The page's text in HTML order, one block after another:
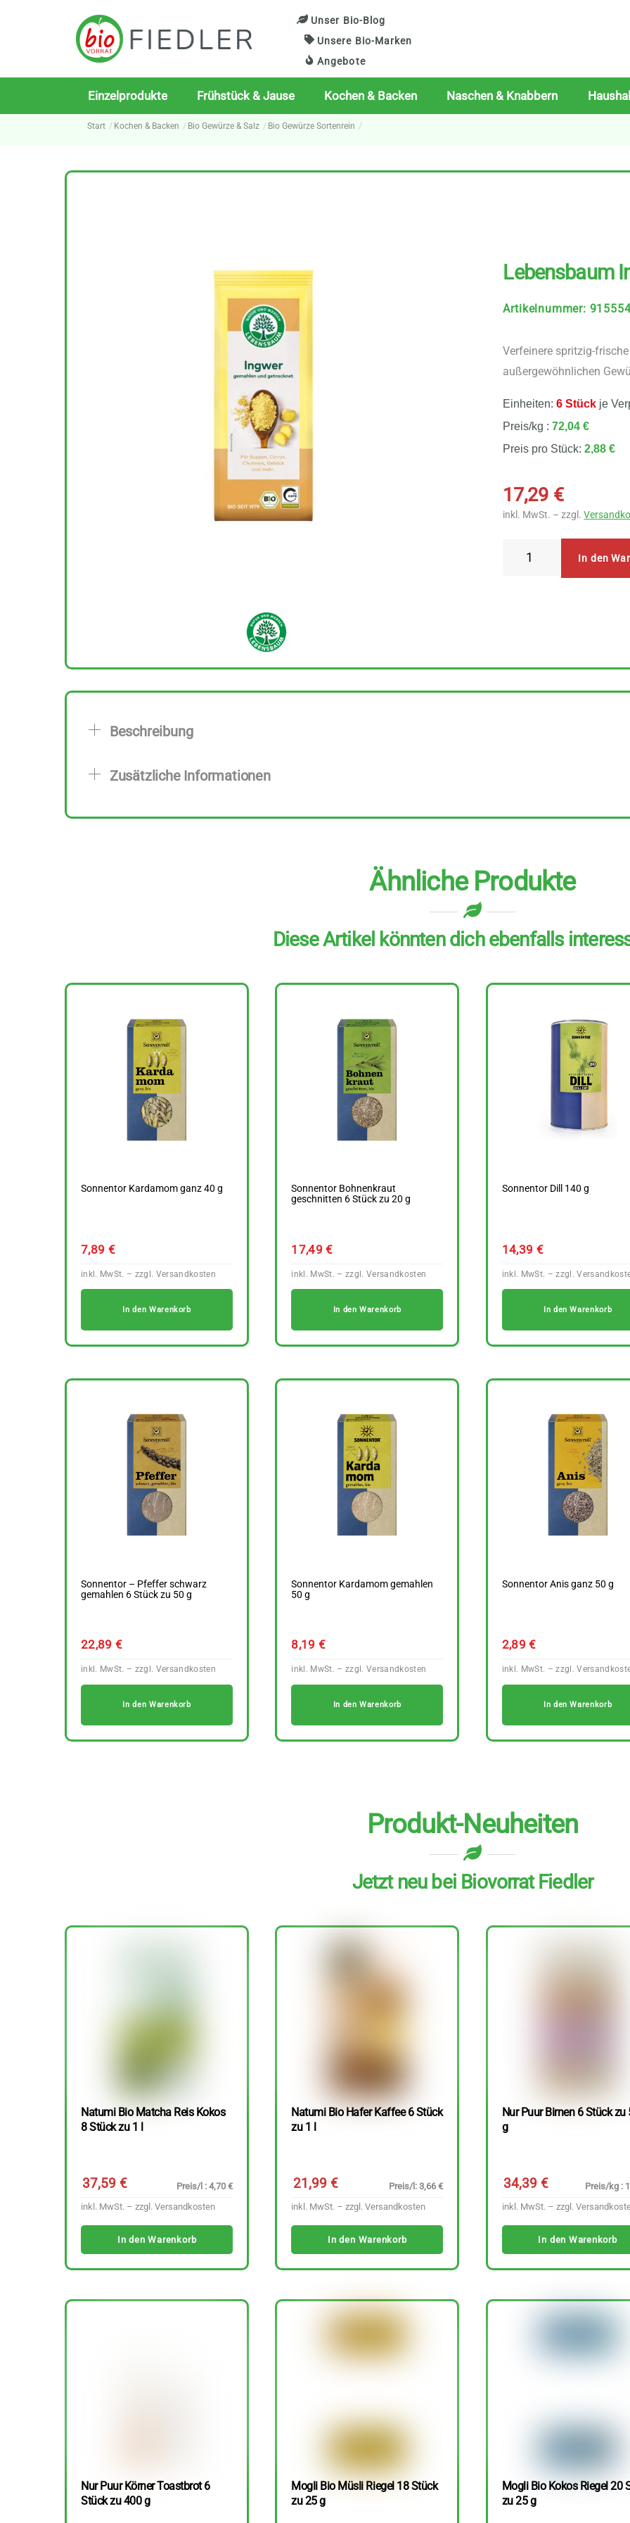
Unser Bio-Blog
Unsere Bio-Marken
Angebote
Einzelprodukte Frühstück & Jause Kochen & Backen Naschen & Knabbern
Start Kochen & Backen Bio Gewürze & Salz Bio Gewürze Sortenrein
Lebensbaum
Artikelnummer:
Verfeinere spritzig-
außergewöhnlichen
Einheiten:6 Stück je
Preis/kg :72,04 €
Preis pro Stück:2,88 €
17,29 €
inkl. MwSt. – zzgl.
g
Menge
In den
Beschreibung
Zusätzliche Informationen
Ähnliche Produkte
Diese Artikel könnten dich ebenfalls
Sonnentor Kardamom ganz 40 g
7,89 €
In den Warenkorb
Sonnentor Bohnenkraut
geschnitten 6 Stück zu 20 g
17,49€
In den Warenkorb
Sonnentor Dill 140 g
14,39 €
In den Warenkorb
Sonnentor – Pfeffer schwarz
gemahlen 6 Stück zu 50 g
22,89€
In den Warenkorb
Sonnentor Kardamom gemahlen
50 g
8,19 €
In den Warenkorb
Sonnentor Anis ganz 50 g
2,89€
In den Warenkorb
Produkt-Neuheiten
Jetzt neu bei Biovorrat Fiedler
Natumi Bio Matcha Reis Kokos
8 Stück zu 1 l
37,59€
Preis/l : 4,70 €
inkl. MwSt. – zzgl. Versandkosten
In den Warenkorb
Natumi Bio Hafer Kaffee 6 Stück
zu 1 l
21,99 €
Preis/l: 3,66 €
inkl. MwSt. – zzgl.Versandkosten
In den Warenkorb
Nur Puur Birnen 6 Stück zu
g
34,39 €
Preis/kg :
inkl. MwSt. – zzgl.
In den Warenkorb
Nur Puur Körner Toastbrot 6
Stück zu 400 g
Mogli Bio Müsli Riegel 18 Stück
zu 25 g
Mogli Bio Kokos Riegel 20
zu 25 g